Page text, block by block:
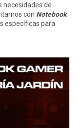
necesidades de
con Notebook
específicas para